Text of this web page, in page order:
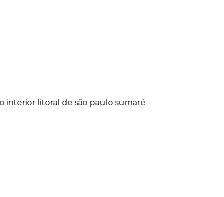
interior litoral de são paulo sumaré